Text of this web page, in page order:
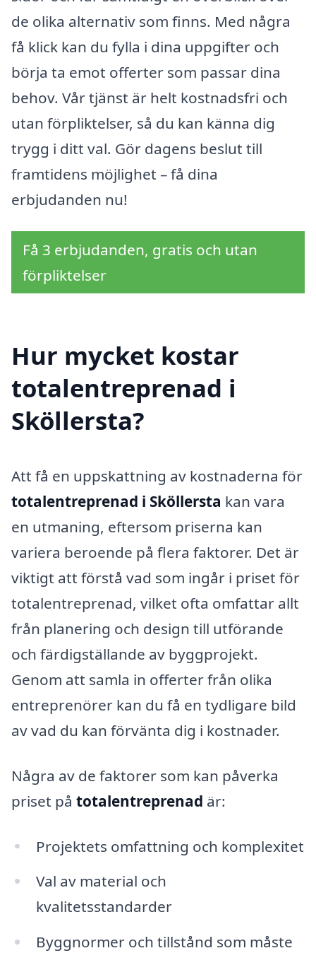
de olika alternativ som finns. Med några
få klick kan du fylla i dina uppgifter och
börja ta emot offerter som passar dina
behov. Vår tjänst är helt kostnadsfri och
utan förpliktelser, så du kan känna dig
trygg i ditt val. Gör dagens beslut till
framtidens möjlighet – få dina
erbjudanden nu!
Få 3 erbjudanden, gratis och utan
förpliktelser
Hur mycket kostar
totalentreprenad i
Sköllersta?
Att få en uppskattning av kostnaderna för
totalentreprenad i Sköllersta kan vara
en utmaning, eftersom priserna kan
variera beroende på flera faktorer. Det är
viktigt att förstå vad som ingår i priset för
totalentreprenad, vilket ofta omfattar allt
från planering och design till utförande
och färdigställande av byggprojekt.
Genom att samla in offerter från olika
entreprenörer kan du få en tydligare bild
av vad du kan förvänta dig i kostnader.
Några av de faktorer som kan påverka
priset på totalentreprenad är:
Projektets omfattning och komplexitet
Val av material och
kvalitetsstandarder
Byggnormer och tillstånd som måste